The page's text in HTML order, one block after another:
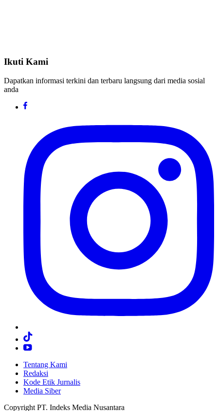
Ikuti Kami
Dapatkan informasi terkini dan terbaru langsung dari media sosial
anda
Tentang Kami
Redaksi
Kode Etik Jurnalis
Media Siber
Copyright PT. Indeks Media Nusantara